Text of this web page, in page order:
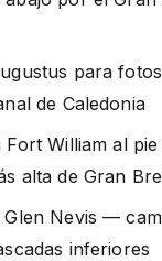
para
de Caledonia
William al pie
alta de Gran
Glen Nevis —
inferiores